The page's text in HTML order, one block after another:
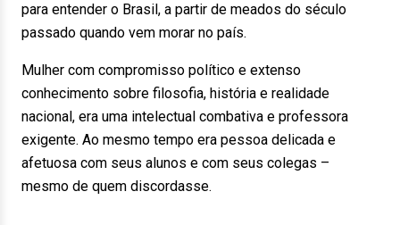
para entender o Brasil, a partir de meados do século
passado quando vem morar no país.
Mulher com compromisso político e extenso
conhecimento sobre filosofia, história e realidade
nacional, era uma intelectual combativa e professora
exigente. Ao mesmo tempo era pessoa delicada e
afetuosa com seus alunos e com seus colegas –
mesmo de quem discordasse.